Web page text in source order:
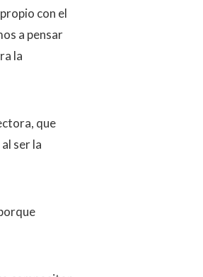
con el
a pensar
la
que
ser la